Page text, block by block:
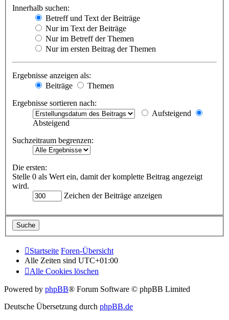
Innerhalb suchen:
Betreff und Text der Beiträge
Nur im Text der Beiträge
Nur im Betreff der Themen
Nur im ersten Beitrag der Themen
Ergebnisse anzeigen als:
Beiträge
Themen
Ergebnisse sortieren nach:
Aufsteigend
Absteigend
Suchzeitraum begrenzen:
Die ersten:
Stelle 0 als Wert ein, damit der komplette Beitrag angezeigt
wird.
Zeichen der Beiträge anzeigen
Startseite Foren-Übersicht
Alle Zeiten sind UTC+01:00
Alle Cookies löschen
Powered by phpBB® Forum Software © phpBB Limited
Deutsche Übersetzung durch phpBB.de